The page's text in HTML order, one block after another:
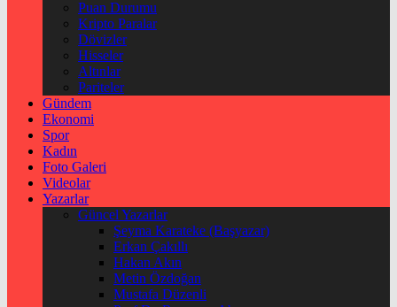
Puan Durumu
Kripto Paralar
Dövizler
Hisseler
Altınlar
Pariteler
Gündem
Ekonomi
Spor
Kadın
Foto Galeri
Videolar
Yazarlar
Güncel Yazarlar
Şeyma Karateke (Başyazar)
Erkan Çakıllı
Hakan Akın
Metin Özdoğan
Mustafa Düzenli